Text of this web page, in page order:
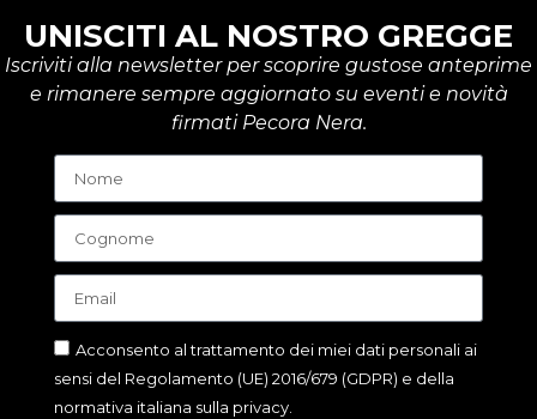
UNISCITI AL NOSTRO GREGGE
Iscriviti alla newsletter per scoprire gustose anteprime
e rimanere sempre aggiornato su eventi e novità
firmati Pecora Nera.
Acconsento al trattamento dei miei dati personali ai
sensi del Regolamento (UE) 2016/679 (GDPR) e della
normativa italiana sulla privacy.